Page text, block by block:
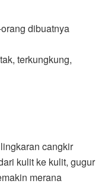
dibuatnya
terkungkung,
cangkir
kulit ke kulit, gugur
merana